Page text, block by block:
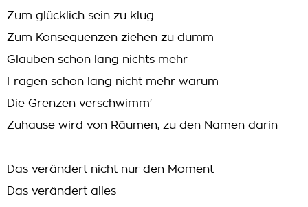
Zum glücklich sein zu klug
Zum Konsequenzen ziehen zu dumm
Glauben schon lang nichts mehr
Fragen schon lang nicht mehr warum
Die Grenzen verschwimm'
Zuhause wird von Räumen, zu den Namen darin
Das verändert nicht nur den Moment
Das verändert alles